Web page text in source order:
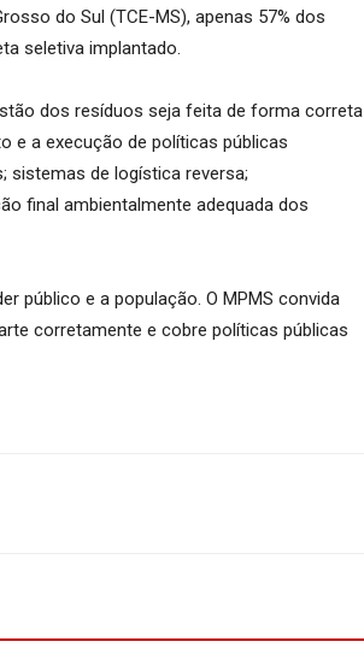
do Sul (TCE-MS), apenas 57% dos
seletiva implantado.
dos resíduos seja feita de forma correta
e a execução de políticas públicas
sistemas de logística reversa;
final ambientalmente adequada dos
público e a população. O MPMS convida
corretamente e cobre políticas públicas